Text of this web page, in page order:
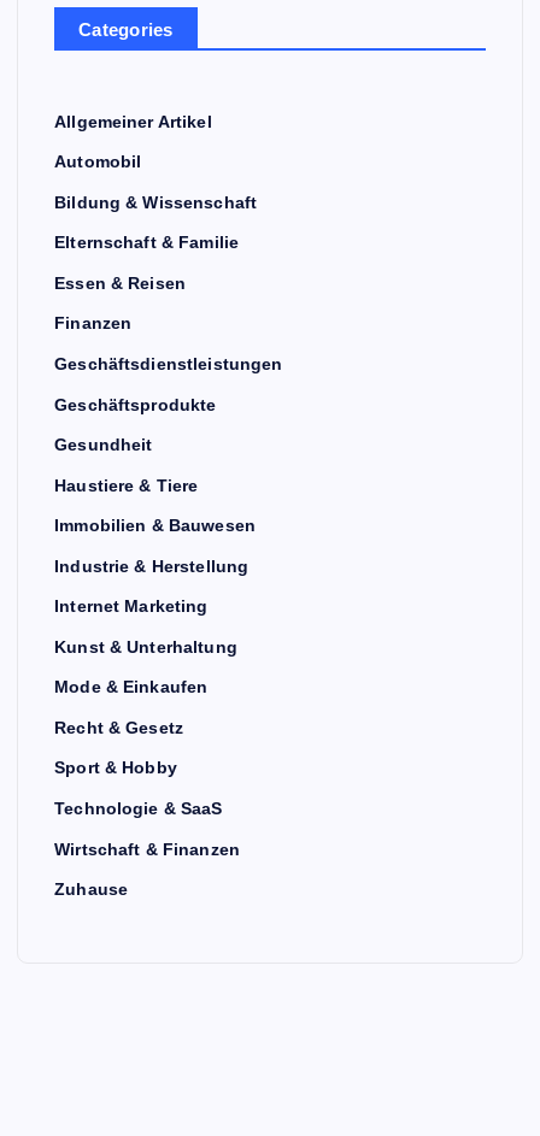
Categories
Allgemeiner Artikel
Automobil
Bildung & Wissenschaft
Elternschaft & Familie
Essen & Reisen
Finanzen
Geschäftsdienstleistungen
Geschäftsprodukte
Gesundheit
Haustiere & Tiere
Immobilien & Bauwesen
Industrie & Herstellung
Internet Marketing
Kunst & Unterhaltung
Mode & Einkaufen
Recht & Gesetz
Sport & Hobby
Technologie & SaaS
Wirtschaft & Finanzen
Zuhause